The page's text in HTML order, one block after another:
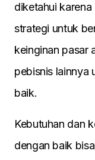
diketahui
strategi untuk
keinginan pasar
pebisnis lainnya
baik.
Kebutuhan dan
dengan baik